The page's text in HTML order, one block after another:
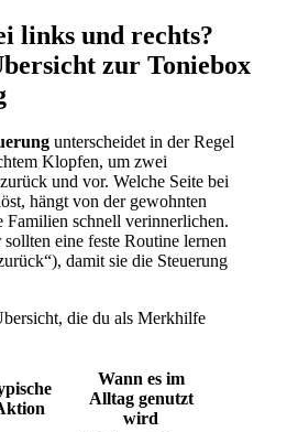
links und rechts?
zur Toniebox
unterscheidet in der Regel
Klopfen, um zwei
und vor. Welche Seite bei
hängt von der gewohnten
schnell verinnerlichen.
eine feste Routine lernen
damit sie die Steuerung
die du als Merkhilfe
Wann es im
Alltag genutzt
wird